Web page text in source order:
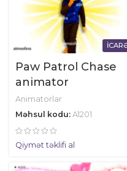
Paw Patrol Chase
animator
Animatorlar
Məhsul kodu: A1201
Qiymət təklifi al